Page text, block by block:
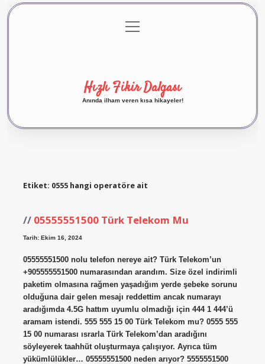
Gizlilik Politikası
menüyü
aç
Hızlı Fikir Dalgası
Anında ilham veren kısa hikayeler!
Etiket: 0555 hangi operatöre ait
05555551500 Türk Telekom Mu
Tarih: Ekim 16, 2024
05555551500 nolu telefon nereye ait? Türk Telekom’un
+905555551500 numarasından arandım. Size özel indirimli
paketim olmasına rağmen yaşadığım yerde şebeke sorunu
olduğuna dair gelen mesajı reddettim ancak numarayı
aradığımda 4.5G hattım uyumlu olmadığı için 444 1 444’ü
aramam istendi. 555 555 15 00 Türk Telekom mu? 0555 555
15 00 numarası ısrarla Türk Telekom’dan aradığını
söyleyerek taahhüt oluşturmaya çalışıyor. Ayrıca tüm
yükümlülükler… 05555551500 neden arıyor? 5555551500